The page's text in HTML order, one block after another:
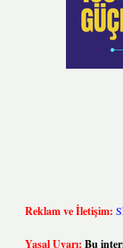
Reklam ve İletişim:
Yasal Uyarı: Bu